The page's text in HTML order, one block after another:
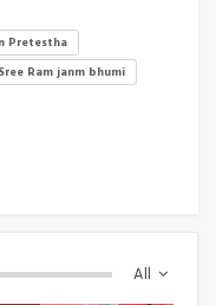
Pretestha
Sree Ram janm bhumi
All